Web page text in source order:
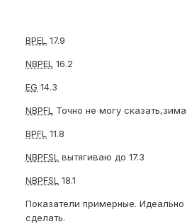
BPEL 17.9
NBPEL 16.2
EG 14.3
NBPFL Точно не могу
BPFL 11.8
NBPFSL вытягиваю до 17.3
NBPFSL 18.1
Показатели примерные. Идеально
сделать.